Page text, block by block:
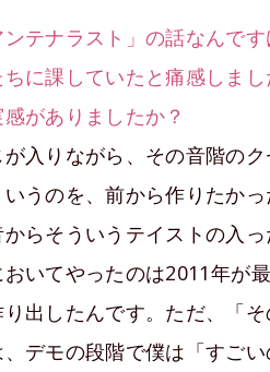
テナラスト」の話なんで
に課していたと痛感しま
がありましたか？
入りながら、その音階の
いうのを、前から作りたか
らそういうテイストの入
いてやったのは2011年が
出したんです。ただ、「
デモの段階で僕は「すご